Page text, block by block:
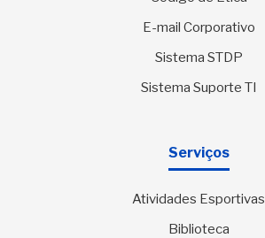
E-mail Corporativo
Sistema STDP
Sistema Suporte TI
Serviços
Atividades Esportivas
Biblioteca